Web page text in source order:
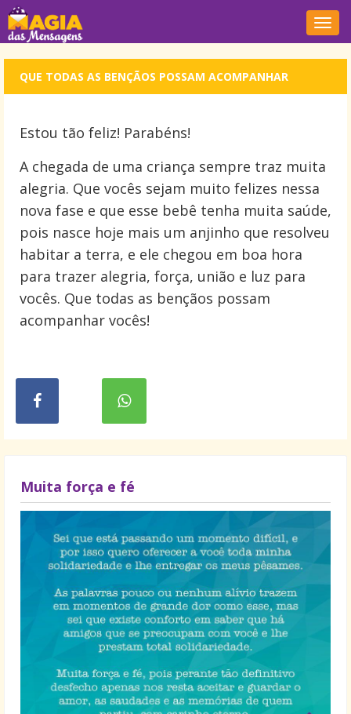
QUE TODAS AS BENÇÃOS POSSAM ACOMPANHAR
Estou tão feliz! Parabéns!
A chegada de uma criança sempre traz muita
alegria. Que vocês sejam muito felizes nessa
nova fase e que esse bebê tenha muita saúde,
pois nasce hoje mais um anjinho que resolveu
habitar a terra, e ele chegou em boa hora
para trazer alegria, força, união e luz para
vocês. Que todas as bençãos possam
acompanhar vocês!
Muita força e fé